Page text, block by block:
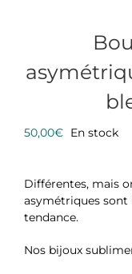
50,00€ En stock
Différentes, mais
asymétriques sont
tendance.
Nos bijoux